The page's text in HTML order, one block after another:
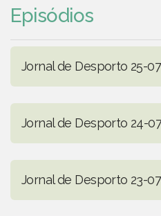
Episódios
Jornal de Desporto 25-
Jornal de Desporto 24-
Jornal de Desporto 23-